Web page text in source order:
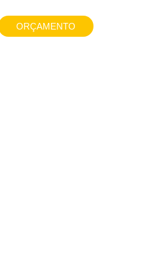
ORÇAMENTO